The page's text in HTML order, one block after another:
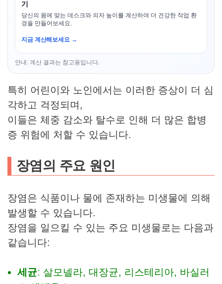
기
당신의 몸에 맞는 데스크와 의자 높이를 계산하여 더 건강한 작업 환
경을 만들어보세요.
지금 계산해보세요 →
안내: 계산 결과는 참고용입니다.
특히 어린이와 노인에서는 이러한 증상이 더 심
각하고 걱정되며,
이들은 체중 감소와 탈수로 인해 더 많은 합병
증 위험에 처할 수 있습니다.
장염의 주요 원인
장염은 식품이나 물에 존재하는 미생물에 의해
발생할 수 있습니다.
장염을 일으킬 수 있는 주요 미생물로는 다음과
같습니다:
세균: 살모넬라, 대장균, 리스테리아, 바실러